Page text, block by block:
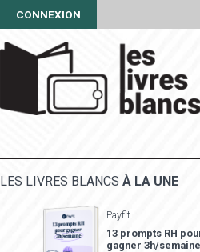
CONNEXION
LES LIVRES BLANCS À LA UNE
Payfit
13 prompts RH
gagner 3h/semaine